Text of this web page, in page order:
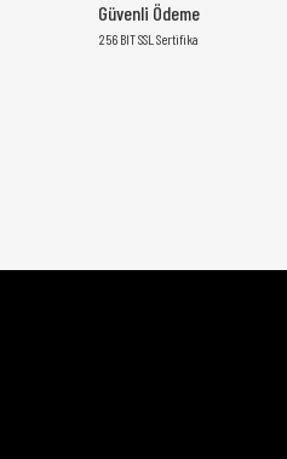
Güvenli Ödeme
256 BIT SSL Sertifika